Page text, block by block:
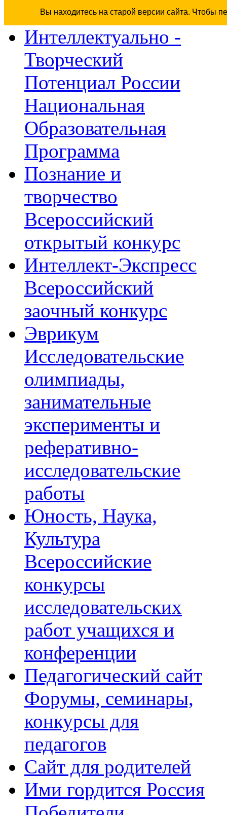
Вы находитесь на старой версии сайта. Чтобы
Интеллектуально -
Творческий
Потенциал России
Национальная
Образовательная
Программа
Познание и
творчество
Всероссийский
открытый конкурс
Интеллект-Экспресс
Всероссийский
заочный конкурс
Эврикум
Исследовательские
олимпиады,
занимательные
эксперименты и
реферативно-
исследовательские
работы
Юность, Наука,
Культура
Всероссийские
конкурсы
исследовательских
работ учащихся и
конференции
Педагогический сайт
Форумы, семинары,
конкурсы для
педагогов
Сайт для родителей
Ими гордится Россия